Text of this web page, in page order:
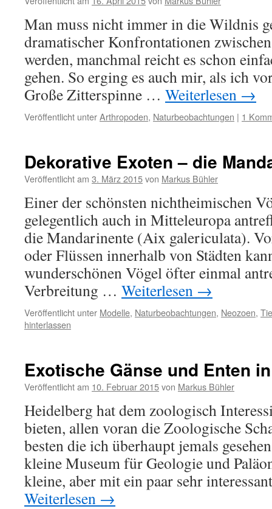
Man muss nicht immer in die Wildnis
dramatischer Konfrontationen
werden, manchmal reicht es schon
gehen. So erging es auch mir, als ich
Große Zitterspinne … Weiterlesen →
Veröffentlicht unterArthropoden, Naturbeobachtungen | 1
Dekorative Exoten – die
Veröffentlicht am 3. März 2015von Markus Bühler
Einer der schönsten nichtheimischen
gelegentlich auch in Mitteleuropa
die Mandarinente (Aix galericulata).
oder Flüssen innerhalb von Städten
wunderschönen Vögel öfter einmal
Verbreitung … Weiterlesen →
Veröffentlicht unter Modelle, Naturbeobachtungen, Neozoen,
hinterlassen
Exotische Gänse und Enten
Veröffentlicht am 10. Februar 2015von Markus Bühler
Heidelberg hat dem zoologisch
bieten, allen voran die Zoologische
besten die ich überhaupt jemals
kleine Museum für Geologie und
kleine, aber mit ein paar sehr
Weiterlesen →